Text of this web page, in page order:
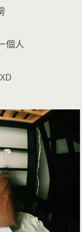
個人